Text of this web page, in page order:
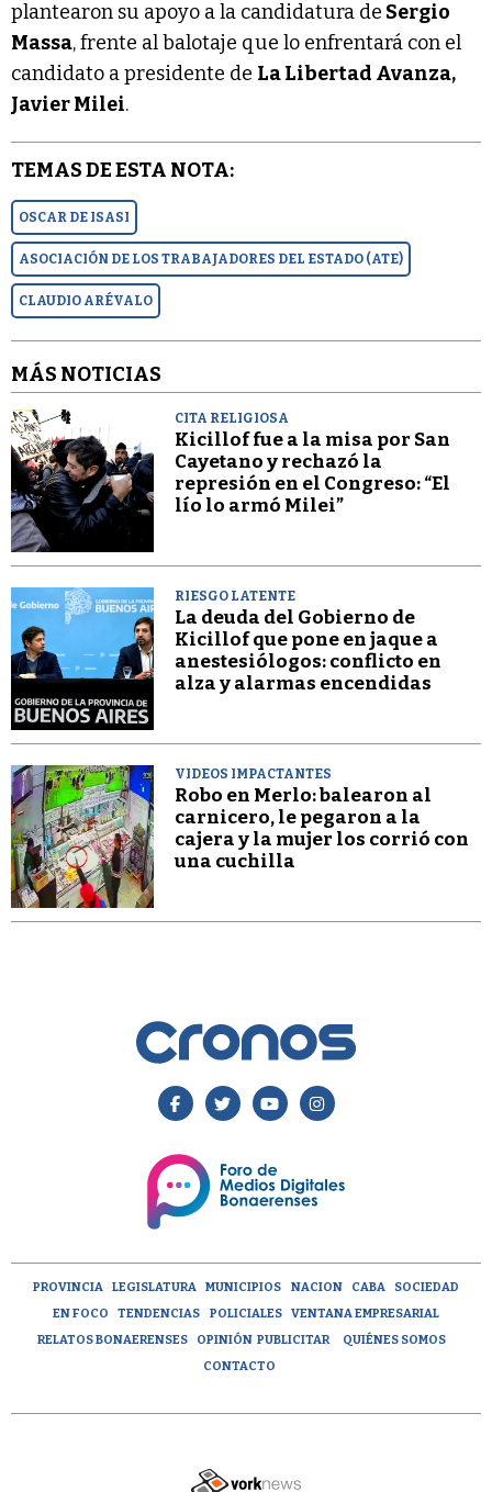
plantearon su apoyo a la candidatura de Sergio
Massa, frente al balotaje que lo enfrentará con el
candidato a presidente de La Libertad Avanza,
Javier Milei.
TEMAS DE ESTA NOTA:
OSCAR DE ISASI
ASOCIACIÓN DE LOS TRABAJADORES DEL ESTADO (ATE)
CLAUDIO ARÉVALO
MÁS NOTICIAS
CITA RELIGIOSA
Kicillof fue a la misa por San
Cayetano y rechazó la
represión en el Congreso: “El
lío lo armó Milei”
RIESGO LATENTE
La deuda del Gobierno de
Kicillof que pone en jaque a
anestesiólogos: conflicto en
alza y alarmas encendidas
VIDEOS IMPACTANTES
Robo en Merlo: balearon al
carnicero, le pegaron a la
cajera y la mujer los corrió con
una cuchilla
PROVINCIA LEGISLATURA MUNICIPIOS NACION CABA
SOCIEDAD
EN FOCO
TENDENCIAS POLICIALES
VENTANA EMPRESARIAL
RELATOS BONAERENSES
OPINIÓN PUBLICITAR
QUIÉNES SOMOS
CONTACTO